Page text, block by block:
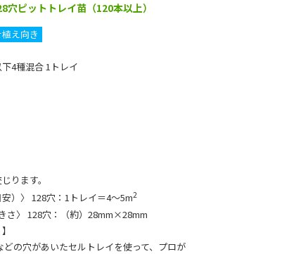
穴ピットトレイ苗（120本以上）
え向き
4種混合 1トレイ
ります。
安）〉 128穴：1トレイ＝4～5m2
さ〉 128穴：（約）28mm×28mm
どの穴があいたセルトレイを使って、プロが